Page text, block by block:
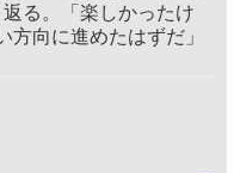
る。「楽しかったけ
方向に進めたはずだ」